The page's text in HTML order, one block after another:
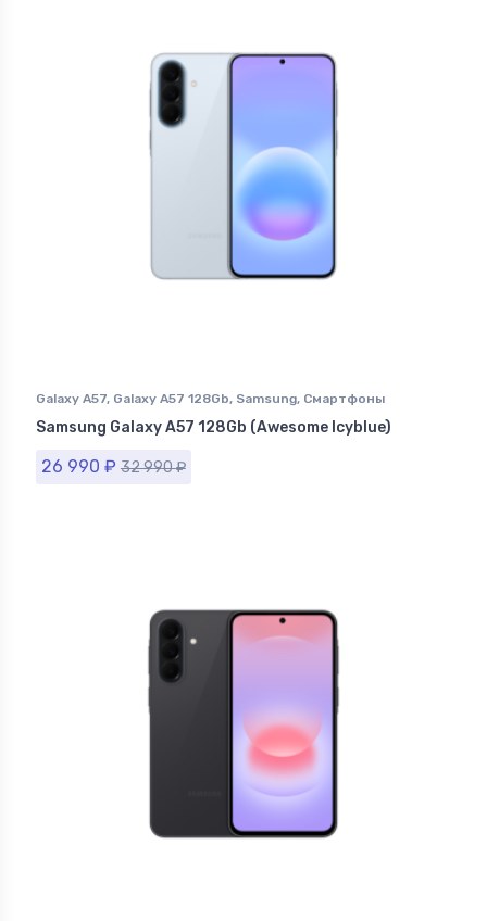
Galaxy A57, Galaxy A57 128Gb, Samsung, Смартфоны
Samsung в Ставрополе
Samsung Galaxy A57 128Gb (Awesome Icyblue)
26 990 ₽ 32 990₽